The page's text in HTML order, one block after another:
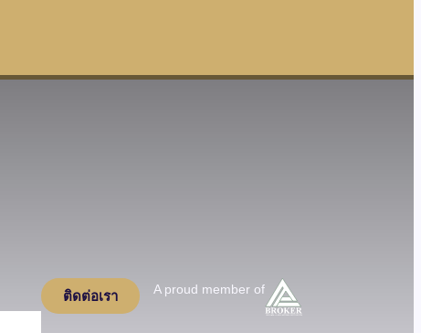
ติดต่อเรา A proud member of